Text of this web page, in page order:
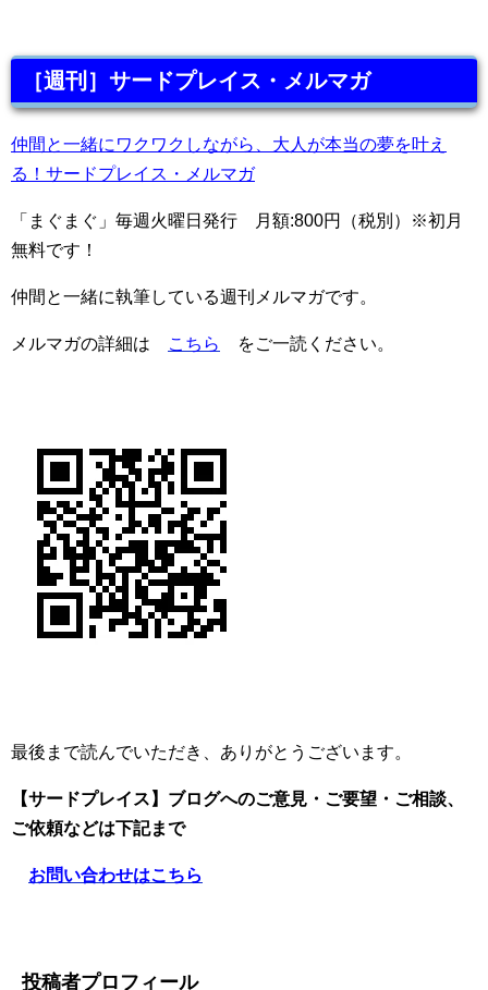
［週刊］サードプレイス・メルマガ
仲間と一緒にワクワクしながら、大人が本当の夢を叶え
る！サードプレイス・メルマガ
「まぐまぐ」毎週火曜日発行 月額:800円（税別）※初月
無料です！
仲間と一緒に執筆している週刊メルマガです。
メルマガの詳細は こちら をご一読ください。
最後まで読んでいただき、ありがとうございます。
【サードプレイス】ブログへのご意見・ご要望・ご相談、
ご依頼などは下記まで
お問い合わせはこちら
投稿者プロフィール